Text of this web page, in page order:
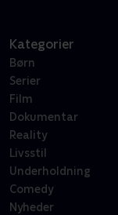
Kategorier
Børn
Serier
Film
Dokumentar
Reality
Livsstil
Underholdning
Comedy
Nyheder